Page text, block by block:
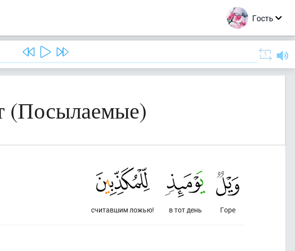
Гость
(Посылаемые)
Горе
в тот день
считавшим ложью!